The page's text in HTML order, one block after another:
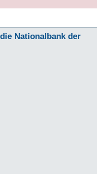
Nationalbank der